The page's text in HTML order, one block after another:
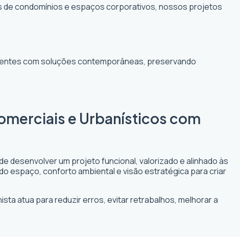
de condomínios e espaços corporativos, nossos projetos
com soluções contemporâneas, preservando
e Urbanísticos com
desenvolver um projeto funcional, valorizado e alinhado às
espaço, conforto ambiental e visão estratégica para criar
atua para reduzir erros, evitar retrabalhos, melhorar a